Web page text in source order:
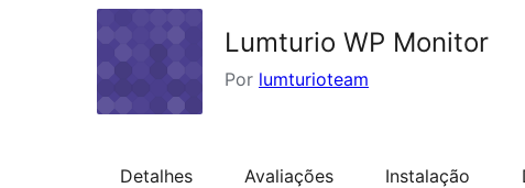
Lumturio WP Monitor
Por lumturioteam
Detalhes Avaliações Instalação